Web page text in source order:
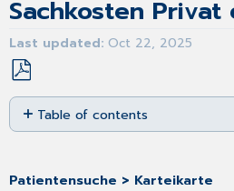
Sachkosten Privat
Last updated Oct 22, 2025
Save
as
PDF
Table of contents
No
Patientensuche > Karteikarte